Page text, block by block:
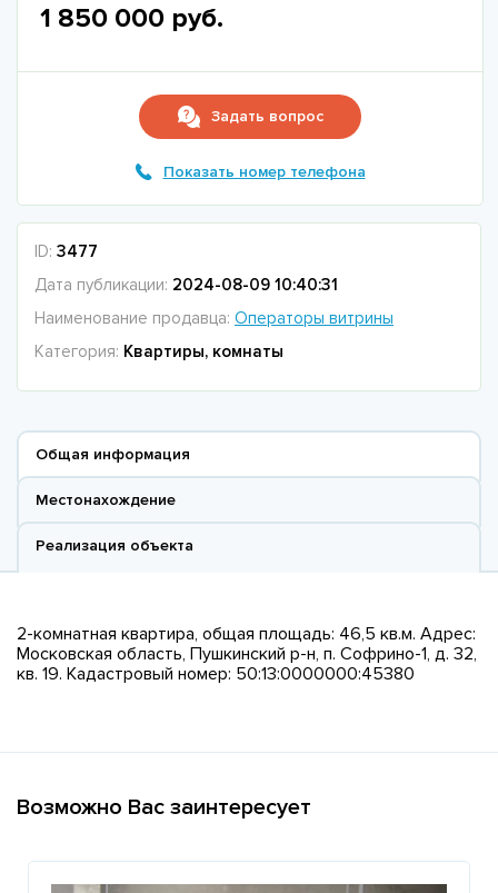
1 850 000 руб.
Задать вопрос
Показать номер телефона
ID: 3477
Дата публикации: 2024-08-09 10:40:31
Наименование продавца: Операторы витрины
Категория: Квартиры, комнаты
Общая информация
Местонахождение
Реализация объекта
2-комнатная квартира, общая площадь: 46,5 кв.м. Адрес:
Московская область, Пушкинский р-н, п. Софрино-1, д. 32,
кв. 19. Кадастровый номер: 50:13:0000000:45380
Возможно Вас заинтересует